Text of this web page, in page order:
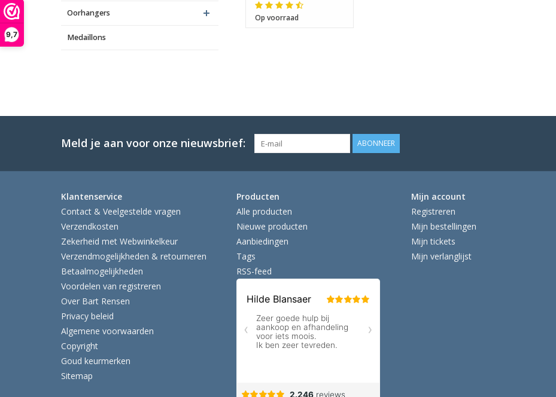
9,7
Oorhangers
Medaillons
Op voorraad
Meld je aan voor onze nieuwsbrief: ABONNEER
Klantenservice
Contact & Veelgestelde vragen
Verzendkosten
Zekerheid met Webwinkelkeur
Verzendmogelijkheden & retourneren
Betaalmogelijkheden
Voordelen van registreren
Over Bart Rensen
Privacy beleid
Algemene voorwaarden
Copyright
Goud keurmerken
Sitemap
Producten
Alle producten
Nieuwe producten
Aanbiedingen
Tags
RSS-feed
Mijn account
Registreren
Mijn bestellingen
Mijn tickets
Mijn verlanglijst